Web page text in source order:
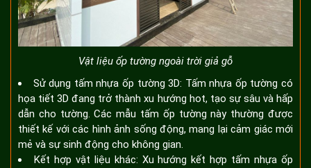
Vật liệu ốp tường ngoài trời giả gỗ
Sử dụng tấm nhựa ốp tường 3D: Tấm nhựa ốp tường có
họa tiết 3D đang trở thành xu hướng hot, tạo sự sâu và hấp
dẫn cho tường. Các mẫu tấm ốp tường này thường được
thiết kế với các hình ảnh sống động, mang lại cảm giác mới
mẻ và sự sinh động cho không gian.
Kết hợp vật liệu khác: Xu hướng kết hợp tấm nhựa ốp